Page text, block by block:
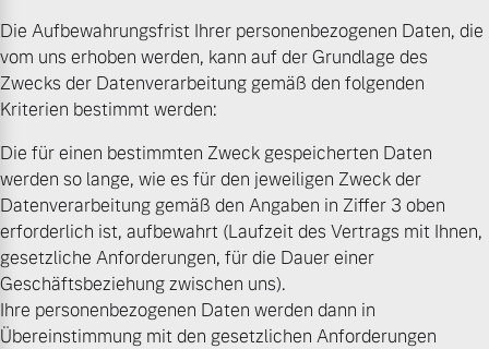
Die Aufbewahrungsfrist Ihrer personenbezogenen Daten, die
vom uns erhoben werden, kann auf der Grundlage des
Zwecks der Datenverarbeitung gemäß den folgenden
Kriterien bestimmt werden:
Die für einen bestimmten Zweck gespeicherten Daten
werden so lange, wie es für den jeweiligen Zweck der
Datenverarbeitung gemäß den Angaben in Ziffer 3 oben
erforderlich ist, aufbewahrt (Laufzeit des Vertrags mit Ihnen,
gesetzliche Anforderungen, für die Dauer einer
Geschäftsbeziehung zwischen uns).
Ihre personenbezogenen Daten werden dann in
Übereinstimmung mit den gesetzlichen Anforderungen